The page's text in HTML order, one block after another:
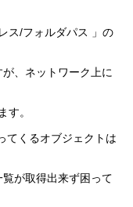
ス/フォルダパス 」の
、ネットワーク上に
す。
てくるオブジェクトは
が取得出来ず困って